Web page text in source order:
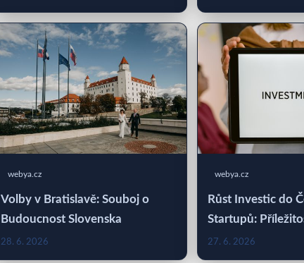
webya.cz
Volby v Bratislavě: Souboj o
Budoucnost Slovenska
28. 6. 2026
webya.cz
Růst Investic do
Startupů:
27. 6. 2026